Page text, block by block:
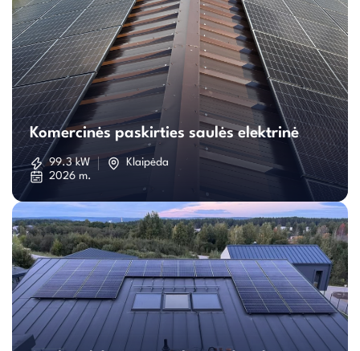
Komercinės
paskirties
saulės
Komercinės paskirties saulės elektrinė
99.3 kW
Klaipėda
2026 m.
Saulės